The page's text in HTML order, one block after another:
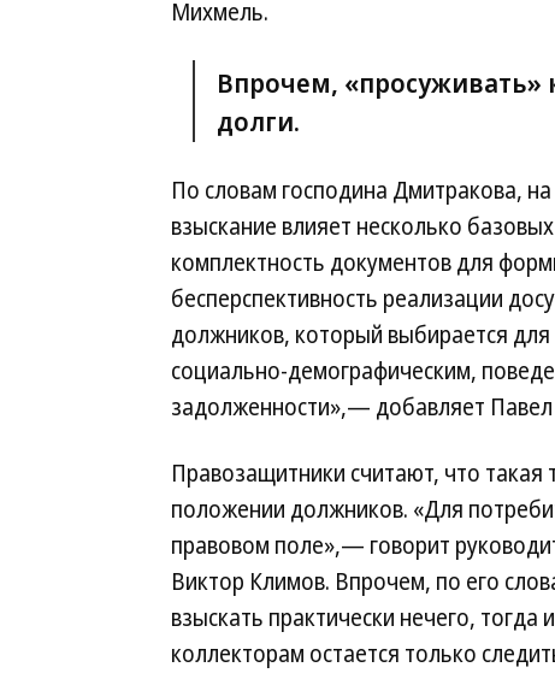
Михмель.
Впрочем, «просуживать»
долги.
По словам господина Дмитракова,
взыскание влияет несколько
комплектность документов для
бесперспективность реализации
должников, который выбирается
социально-демографическим,
задолженности»,— добавляет
Правозащитники считают, что такая
положении должников. «Для
правовом поле»,— говорит
Виктор Климов. Впрочем, по его
взыскать практически нечего,
коллекторам остается только